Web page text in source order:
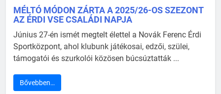
MÉLTÓ MÓDON ZÁRTA A 2025/26-OS SZEZONT
AZ ÉRDI VSE CSALÁDI NAPJA
Június 27-én ismét megtelt élettel a Novák Ferenc Érdi
Sportközpont, ahol klubunk játékosai, edzői, szülei,
támogatói és szurkolói közösen búcsúztatták ...
Bővebben…